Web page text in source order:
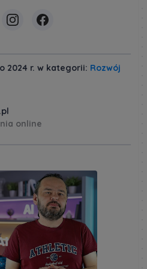
2024 r. w kategorii: Rozwój
online